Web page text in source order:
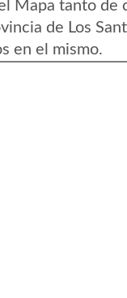
Mapa tanto de
de Los
en el mismo.